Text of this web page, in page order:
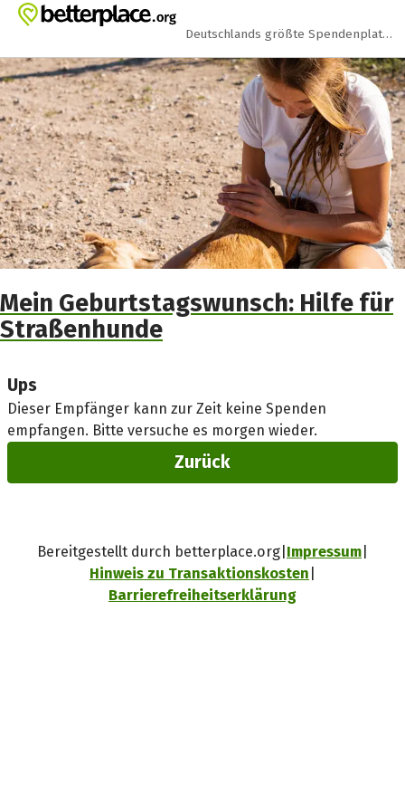
Zum Hauptinhalt springen
Erklärung zur Barrierefreiheit anzeigen
Deutschlands größte Spendenplattform
Mein Geburtstagswunsch: Hilfe für
Straßenhunde
Ups
Dieser Empfänger kann zur Zeit keine Spenden
empfangen. Bitte versuche es morgen wieder.
Zurück
Bereitgestellt durch betterplace.org Impressum
Hinweis zu Transaktionskosten
Barrierefreiheitserklärung